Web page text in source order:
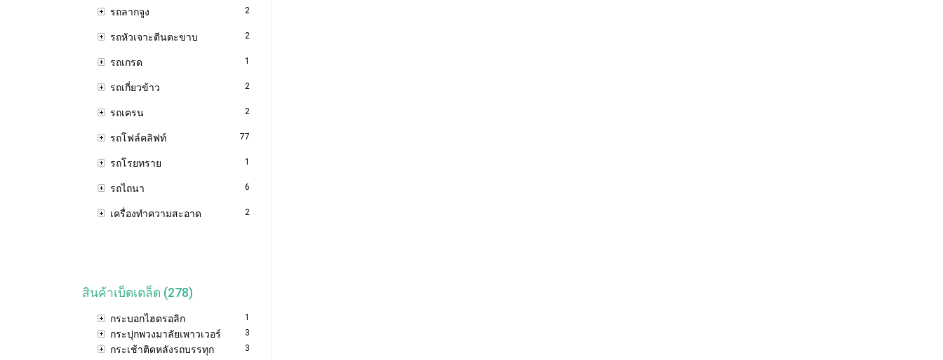
รถลากจูง 2
รถหัวเจาะตีนตะขาบ 2
รถเกรด 1
รถเกี่ยวข้าว 2
รถเครน 2
รถโฟล์คลิฟท์ 77
รถโรยทราย 1
รถไถนา 6
เครื่องทำความสะอาด 2
สินค้าเบ็ดเตล็ด (278)
กระบอกไฮดรอลิก 1
กระปุกพวงมาลัยเพาวเวอร์ 3
กระเช้าติดหลังรถบรรทุก 3